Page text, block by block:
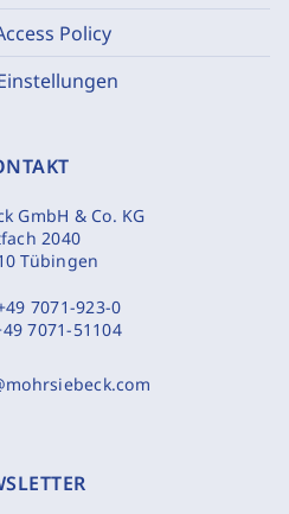
Policy
GmbH & Co. KG
2040
Tübingen
7071-923-0
7071-51104